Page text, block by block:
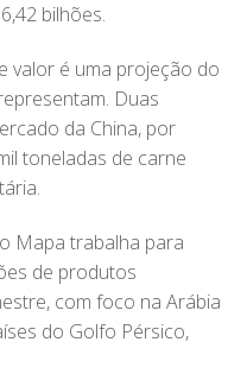
bilhões.
valor é uma projeção do
Duas
da China, por
toneladas de carne
Mapa trabalha para
de produtos
com foco na Arábia
do Golfo Pérsico,